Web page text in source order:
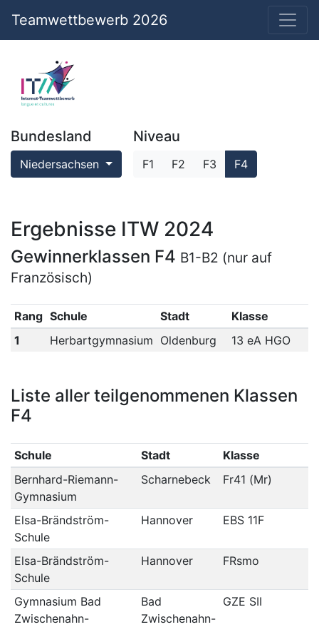
Teamwettbewerb 2026
Bundesland
Niedersachsen
Niveau
F1 F2 F3 F4
Ergebnisse ITW 2024
Gewinnerklassen F4 B1-B2 (nur auf
Französisch)
Rang Schule Stadt
Klasse
1
Herbartgymnasium Oldenburg 13 eA HGO
Liste aller teilgenommenen Klassen
F4
Schule Stadt
Klasse
Bernhard-Riemann-
Gymnasium
Scharnebeck Fr41 (Mr)
Elsa-Brändström-
Schule
Hannover EBS 11F
Elsa-Brändström-
Schule
Hannover FRsmo
Gymnasium Bad
Zwischenahn-
Bad
Zwischenahn-
GZE SII